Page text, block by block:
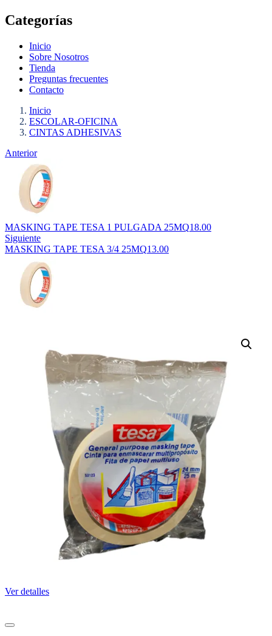
Categorías
Inicio
Sobre Nosotros
Tienda
Preguntas frecuentes
Contacto
Inicio
ESCOLAR-OFICINA
CINTAS ADHESIVAS
Anterior
MASKING TAPE TESA 1 PULGADA 25MQ18.00
Siguiente
MASKING TAPE TESA 3/4 25MQ13.00
Ver detalles